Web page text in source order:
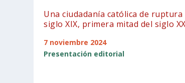
Una ciudadanía católica de ruptura
siglo XIX, primera mitad del siglo
7 noviembre 2024
Presentación editorial